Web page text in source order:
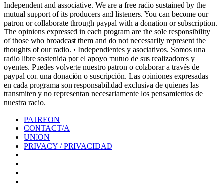
Independent and associative. We are a free radio sustained by the
mutual support of its producers and listeners. You can become our
patron or collaborate through paypal with a donation or subscription.
The opinions expressed in each program are the sole responsibility
of those who broadcast them and do not necessarily represent the
thoughts of our radio. • Independientes y asociativos. Somos una
radio libre sostenida por el apoyo mutuo de sus realizadores y
oyentes. Puedes volverte nuestro patron o colaborar a través de
paypal con una donación o suscripción. Las opiniones expresadas
en cada programa son responsabilidad exclusiva de quienes las
transmiten y no representan necesariamente los pensamientos de
nuestra radio.
PATREON
CONTACT/A
UNION
PRIVACY / PRIVACIDAD